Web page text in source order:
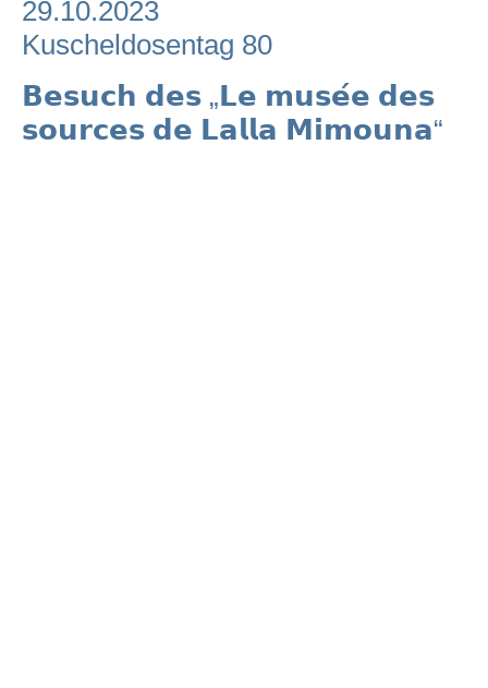
29.10.2023
Kuscheldosentag 80
𝗕𝗲𝘀𝘂𝗰𝗵 𝗱𝗲𝘀 „𝗟𝗲 𝗺𝘂𝘀𝗲́𝗲 𝗱𝗲𝘀
𝘀𝗼𝘂𝗿𝗰𝗲𝘀 𝗱𝗲 𝗟𝗮𝗹𝗹𝗮 𝗠𝗶𝗺𝗼𝘂𝗻𝗮“